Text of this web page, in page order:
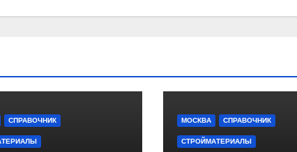
СПРАВОЧНИК МОСКВА СПРАВОЧНИК
СТРОЙМАТЕРИАЛЫ